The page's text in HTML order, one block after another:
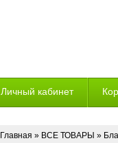
Личный кабинет
Главная » ВСЕ ТОВАРЫ »